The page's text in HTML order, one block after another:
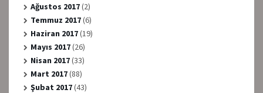
Ağustos 2017(2)
Temmuz 2017(6)
Haziran 2017(19)
Mayıs 2017(26)
Nisan 2017(33)
Mart 2017(88)
Şubat 2017(43)